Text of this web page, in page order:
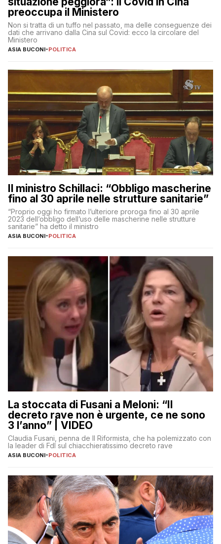
preoccupa il Ministero
Non si tratta di un tuffo nel passato, ma delle conseguenze dei
dati che arrivano dalla Cina sul Covid: ecco la circolare del
Ministero
ASIA BUCONI-POLITICA
Il ministro Schillaci: “Obbligo mascherine
fino al 30 aprile nelle strutture sanitarie”
“Proprio oggi ho firmato l’ulteriore proroga fino al 30 aprile
2023 dell’obbligo dell’uso delle mascherine nelle strutture
sanitarie” ha detto il ministro
ASIA BUCONI-POLITICA
La stoccata di Fusani a Meloni: “Il
decreto rave non è urgente, ce ne sono
3 l’anno” | VIDEO
Claudia Fusani, penna de Il Riformista, che ha polemizzato con
la leader di FdI sul chiacchieratissimo decreto rave
ASIA BUCONI-POLITICA